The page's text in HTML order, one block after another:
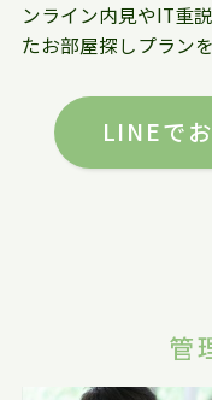
ンライン内見やIT重
たお部屋探しプラン
LINEで
管